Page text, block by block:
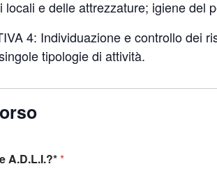
locali e delle attrezzature; igiene del
4: Individuazione e controllo dei
tipologie di attività.
A.D.L.I.?**